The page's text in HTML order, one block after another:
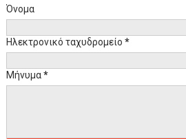
Όνομα
Ηλεκτρονικό ταχυδρομείο *
Μήνυμα*